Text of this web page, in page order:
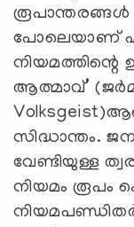
രൂപാന്തരങ്ങള്‍
പോലെയാണ്
ആത്മാവ്’
സിദ്ധാന്തം.
വേണ്ടിയുള്ള
നിയമം രൂപം